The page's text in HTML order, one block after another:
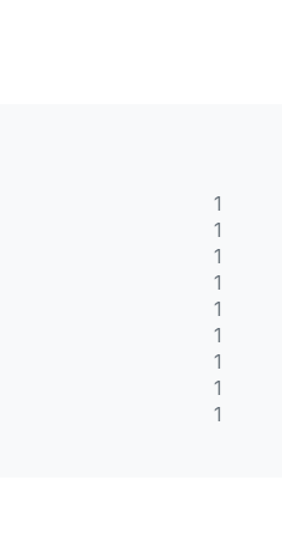
1
1
1
1
1
1
1
1
1